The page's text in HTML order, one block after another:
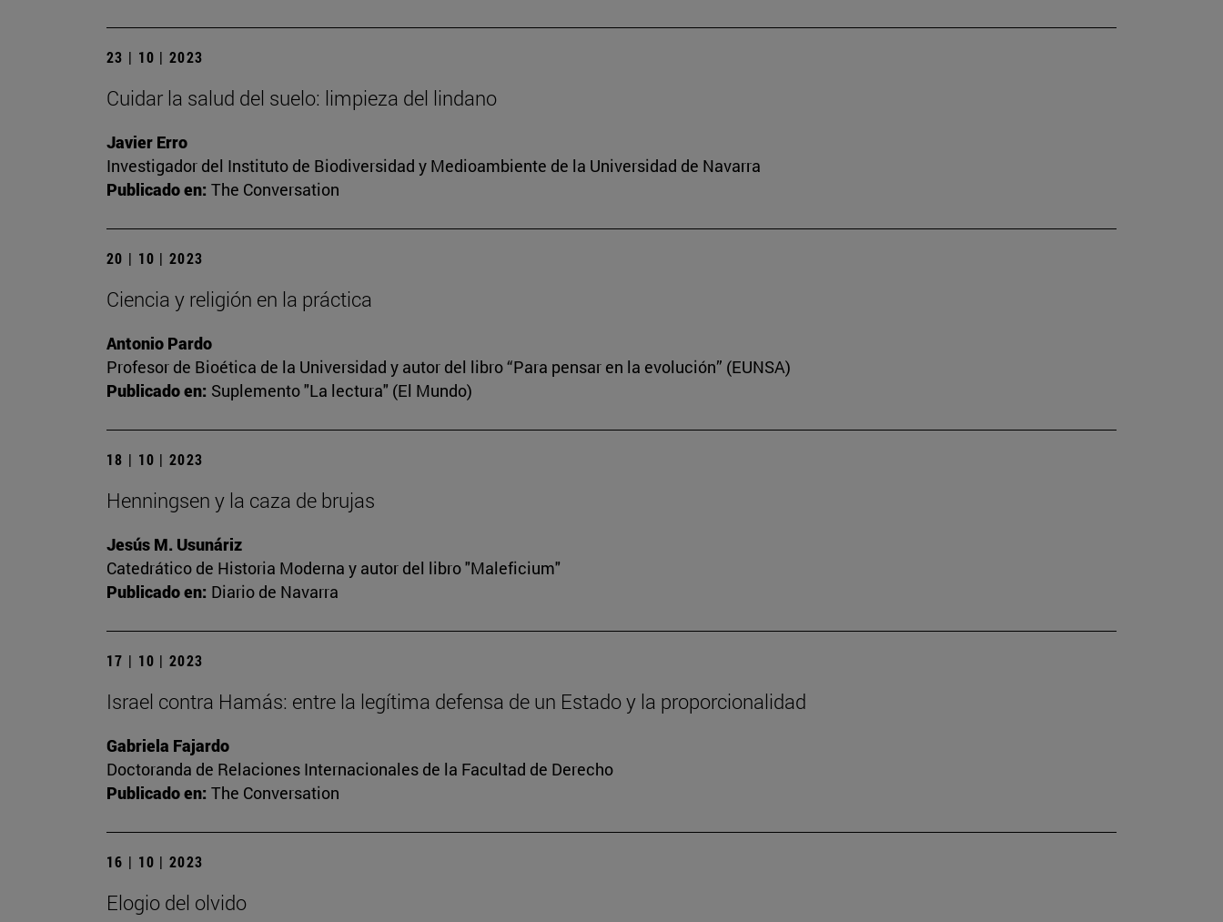
23 | 10 | 2023
Cuidar la salud del suelo: limpieza del lindano
Javier Erro
Investigador del Instituto de Biodiversidad y Medioambiente de la Universidad de Navarra
Publicado en: The Conversation
20 | 10 | 2023
Ciencia y religión en la práctica
Antonio Pardo
Profesor de Bioética de la Universidad y autor del libro “Para pensar en la evolución” (EUNSA)
Publicado en: Suplemento "La lectura" (El Mundo)
18 | 10 | 2023
Henningsen y la caza de brujas
Jesús M. Usunáriz
Catedrático de Historia Moderna y autor del libro "Maleficium"
Publicado en: Diario de Navarra
17 | 10 | 2023
Israel contra Hamás: entre la legítima defensa de un Estado y la proporcionalidad
Gabriela Fajardo
Doctoranda de Relaciones Internacionales de la Facultad de Derecho
Publicado en: The Conversation
16 | 10 | 2023
Elogio del olvido